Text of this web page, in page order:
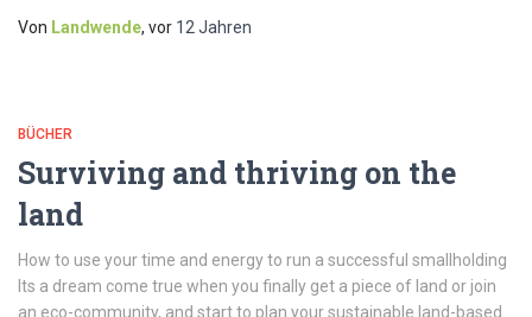
Von Landwende, vor 12 Jahren
BÜCHER
Surviving and thriving on the
land
How to use your time and energy to run a successful smallholding
Its a dream come true when you finally get a piece of land or join
an eco-community, and start to plan your sustainable land-based